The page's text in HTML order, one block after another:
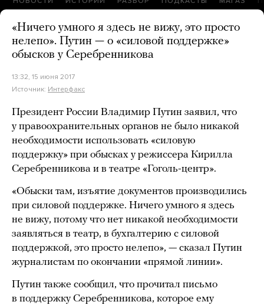
«Ничего умного я здесь не вижу, это просто
нелепо». Путин — о «силовой поддержке»
обысков у Серебренникова
13:32, 15 июня 2017
Источник: Интерфакс
Президент России Владимир Путин заявил, что
у правоохранительных органов не было никакой
необходимости использовать «силовую
поддержку» при обысках у режиссера Кирилла
Серебренникова и в театре «Гоголь-центр».
«Обыски там, изъятие документов производились
при силовой поддержке. Ничего умного я здесь
не вижу, потому что нет никакой необходимости
заявляться в театр, в бухгалтерию с силовой
поддержкой, это просто нелепо», — сказал Путин
журналистам по окончании «прямой линии».
Путин также сообщил, что прочитал письмо
в поддержку Серебренникова, которое ему